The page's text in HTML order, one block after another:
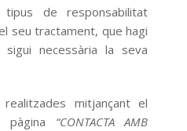
de responsabilitat
seu tractament, que hagi
necessària la seva
mitjançant el
pàgina “CONTACTA AMB